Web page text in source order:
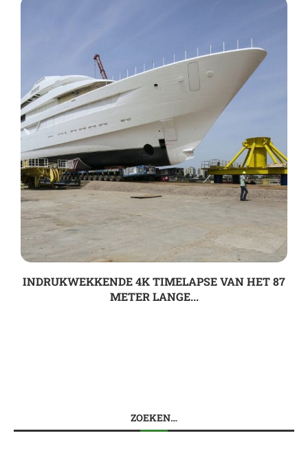
INDRUKWEKKENDE 4K TIMELAPSE VAN HET 87
METER LANGE...
ZOEKEN…